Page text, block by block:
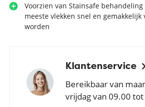
Voorzien van Stainsafe
meeste vlekken snel en
worden
Klantenservice
Bereikbaar van
vrijdag van 09.00